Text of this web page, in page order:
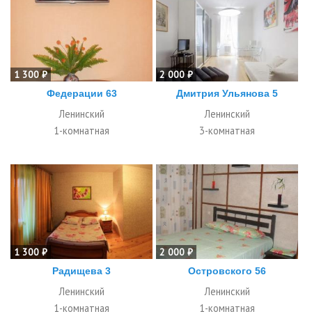
1 300 ₽
Федерации 63
Ленинский
1-комнатная
2 000 ₽
Дмитрия Ульянова 5
Ленинский
3-комнатная
1 300 ₽
Радищева 3
Ленинский
1-комнатная
2 000 ₽
Островского 56
Ленинский
1-комнатная